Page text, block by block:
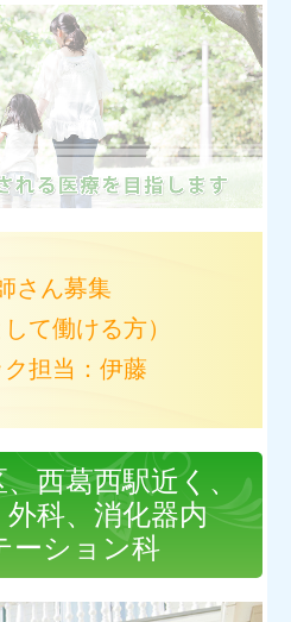
さん募集
て働ける方）
担当：伊藤
西葛西駅近く、
科、消化器内
ーション科